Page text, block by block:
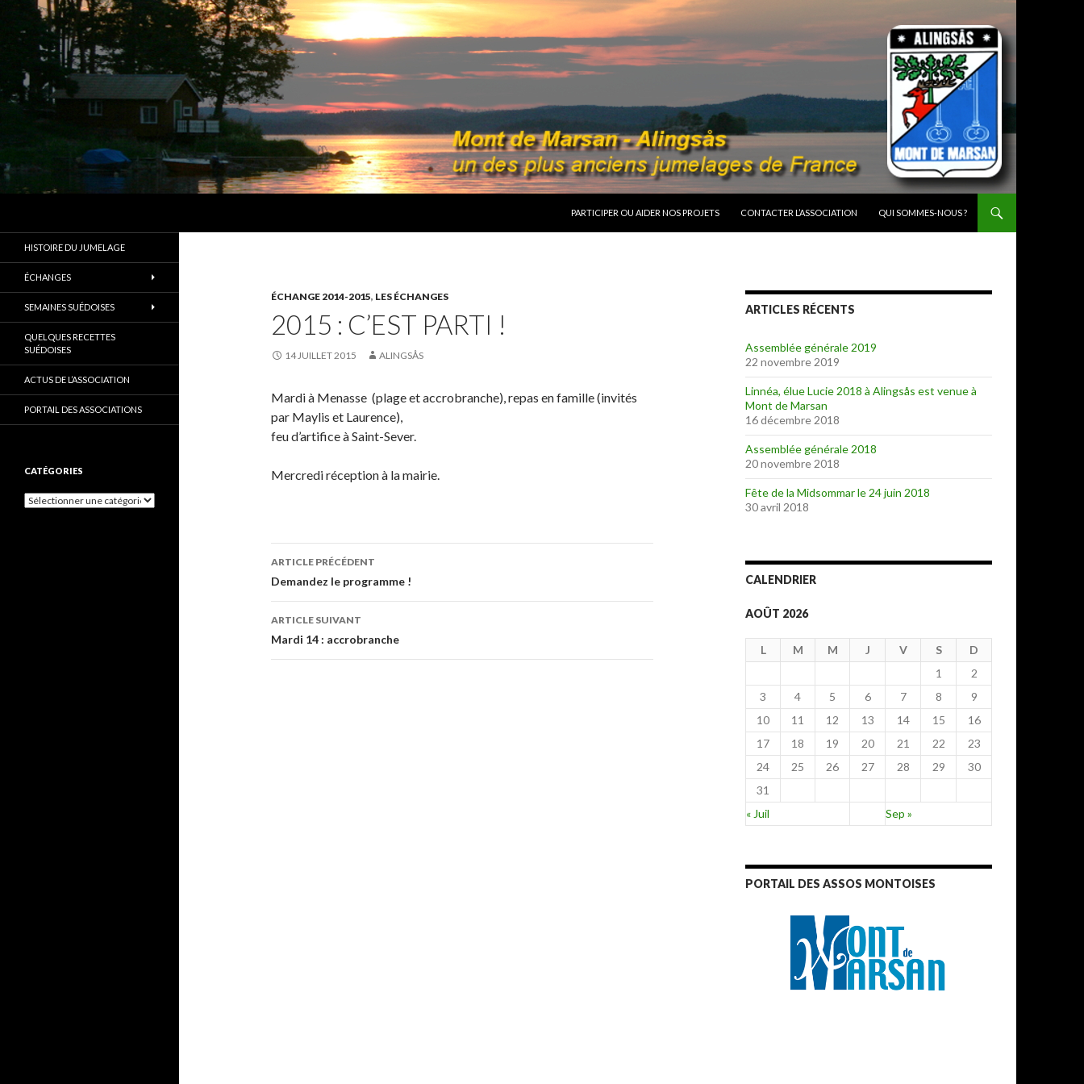
PARTICIPER OU AIDER NOS PROJETS
CONTACTER L’ASSOCIATION QUI SOMMES-NOUS ?
ÉCHANGE 2014-2015, LES ÉCHANGES
2015 : C’EST PARTI !
14 JUILLET 2015 ALINGSÅS
Mardi à Menasse (plage et accrobranche), repas en famille (invités
par Maylis et Laurence),
feu d’artifice à Saint-Sever.
Mercredi réception à la mairie.
Navigation
des
articles
ARTICLE PRÉCÉDENT
Demandez le programme !
ARTICLE SUIVANT
Mardi 14 : accrobranche
ARTICLES RÉCENTS
Assemblée générale 2019
22 novembre 2019
Linnéa, élue Lucie 2018 à Alingsås est venue à
Mont de Marsan
16 décembre 2018
Assemblée générale 2018
20 novembre 2018
Fête de la Midsommar le 24 juin 2018
30 avril 2018
CALENDRIER
AOÛT 2026
L M M J V S
D
1
2
3
4 5 6 7 8
9
10
11 12 13 14 15
16
17
18 19 20 21 22
23
24
25 26 27 28 29
30
31
« Juil
Sep »
PORTAIL DES ASSOS MONTOISES
France
HISTOIRE DU JUMELAGE
ÉCHANGES
SEMAINES SUÉDOISES
QUELQUES RECETTES
SUÉDOISES
ACTUS DE L’ASSOCIATION
PORTAIL DES ASSOCIATIONS
CATÉGORIES
C